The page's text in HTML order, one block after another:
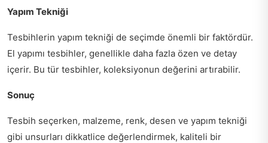
Yapım Tekniği
Tesbihlerin yapım tekniği de seçimde önemli bir faktördür.
El yapımı tesbihler, genellikle daha fazla özen ve detay
içerir. Bu tür tesbihler, koleksiyonun değerini artırabilir.
Sonuç
Tesbih seçerken, malzeme, renk, desen ve yapım tekniği
gibi unsurları dikkatlice değerlendirmek, kaliteli bir